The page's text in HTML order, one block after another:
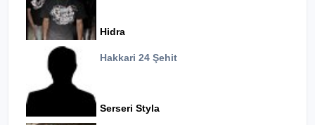
Hidra
Hakkari 24 Şehit
Serseri Styla